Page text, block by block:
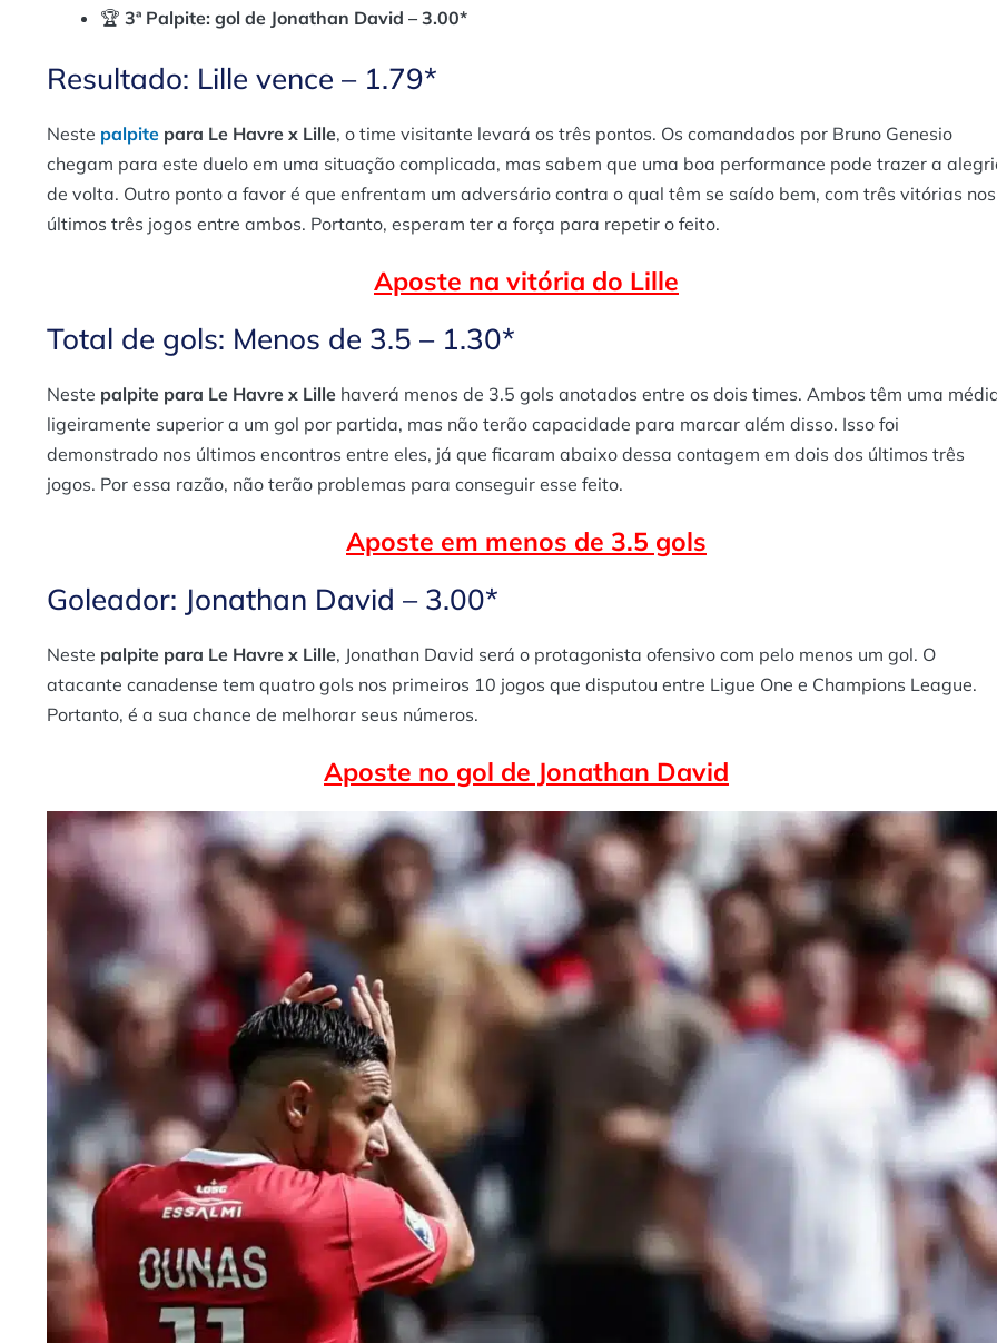
🏆 3ª Palpite: gol de Jonathan David – 3.00*
Resultado: Lille vence – 1.79*
Neste palpite para Le Havre x Lille, o time visitante levará os três pontos. Os comandados por Bruno Genesio
chegam para este duelo em uma situação complicada, mas sabem que uma boa performance pode trazer a
de volta. Outro ponto a favor é que enfrentam um adversário contra o qual têm se saído bem, com três vitórias nos
últimos três jogos entre ambos. Portanto, esperam ter a força para repetir o feito.
Aposte na vitória do Lille
Total de gols: Menos de 3.5 – 1.30*
Neste palpite para Le Havre x Lille haverá menos de 3.5 gols anotados entre os dois times. Ambos têm uma
ligeiramente superior a um gol por partida, mas não terão capacidade para marcar além disso. Isso foi
demonstrado nos últimos encontros entre eles, já que ficaram abaixo dessa contagem em dois dos últimos três
jogos. Por essa razão, não terão problemas para conseguir esse feito.
Aposte em menos de 3.5 gols
Goleador: Jonathan David – 3.00*
Neste palpite para Le Havre x Lille, Jonathan David será o protagonista ofensivo com pelo menos um gol. O
atacante canadense tem quatro gols nos primeiros 10 jogos que disputou entre Ligue One e Champions League.
Portanto, é a sua chance de melhorar seus números.
Aposte no gol de Jonathan David